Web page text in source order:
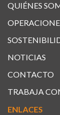
Chuco
Calle Leoncio
VER EN
QUIÉNES
NOTICIAS
CONTACTO
TRABAJA
ENLACES